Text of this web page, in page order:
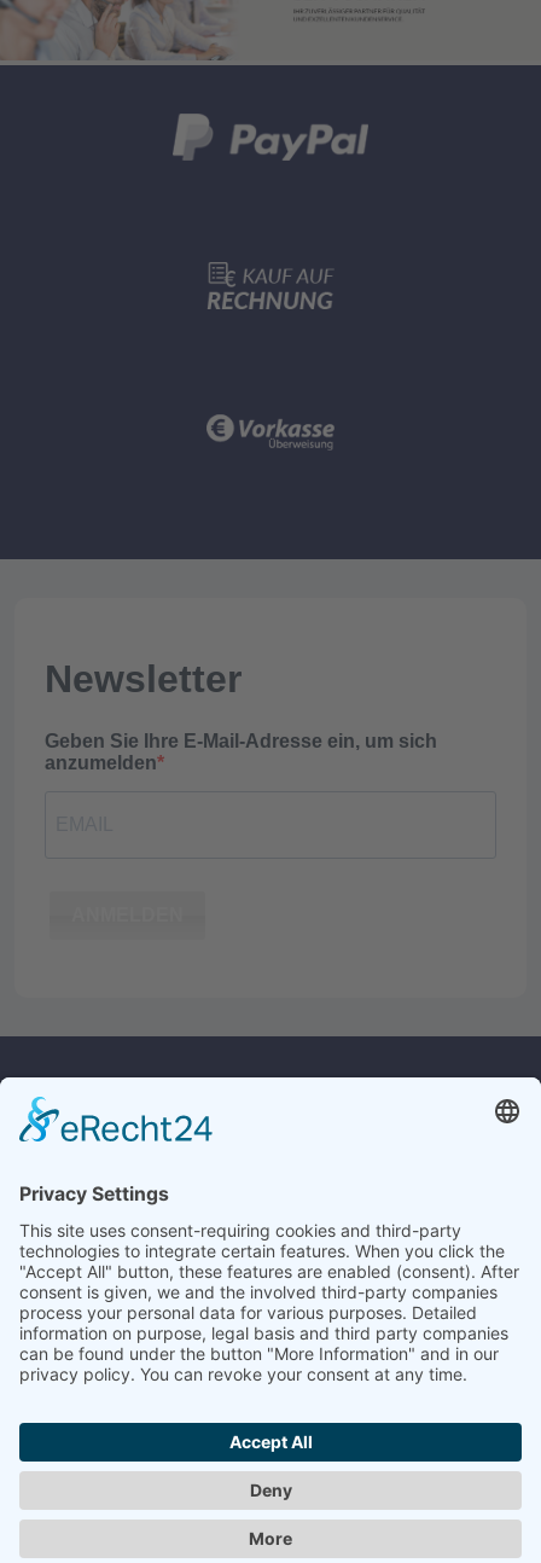
Newsletter
Geben Sie Ihre E-Mail-Adresse ein, um sich
anzumelden
Kontakt
Monforts Quartier 32
Tel.:+49 2161/23619
E-Mail:info@culina.de
Datenschutz
AGB
Impressum
Service
Angebotsanfrage
Katalogbestellung
Kontakt
Mein Konto
Login